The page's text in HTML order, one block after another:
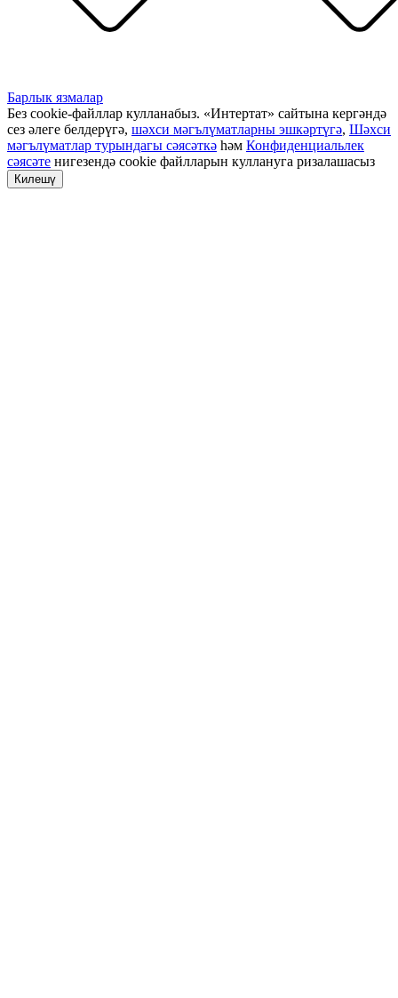
Барлык язмалар
Без cookie-файллар кулланабыз. «Интертат» сайтына кергәндә
сез әлеге белдерүгә, шәхси мәгълүматларны эшкәртүгә, Шәхси
мәгълүматлар турындагы сәясәткә һәм Конфиденциальлек
сәясәте нигезендә cookie файлларын куллануга ризалашасыз
Килешү